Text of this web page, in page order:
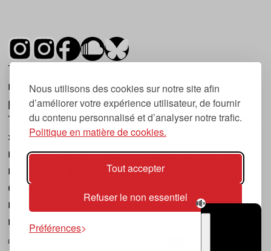
Nous utilisons des cookies sur notre site afin
d’améliorer votre expérience utilisateur, de fournir
du contenu personnalisé et d’analyser notre trafic.
Politique en matière de cookies.
Tout accepter
Refuser le non essentiel
Préférences
Tsugi est un mensuel indépendant sur la
musique et les nouvelles tendances, dont la
première parution date de 2007.
Tsugi en japonais signifie « prochain », « suivant
», ce qui correspond à la thématique du
magazine, à l’affût des nouvelles tendances
musicales, qu’elles viennent de la musique
électronique, du rock ou du hip hop, et des
nouveaux phénomènes de société liés à la
musique.
POLITIQUE DE COOKIES (UE)